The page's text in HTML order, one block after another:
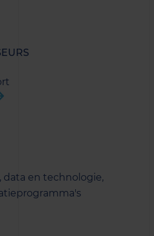
data en technologie,